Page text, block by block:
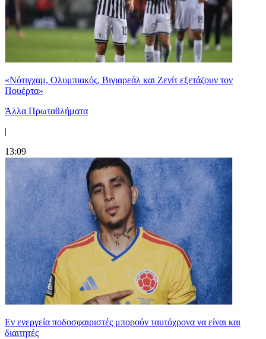
«Νότιγχαμ, Ολυμπιακός, Βιγιαρεάλ και Ζενίτ εξετάζουν τον
Πουέρτα»
Άλλα Πρωταθλήματα
|
13:09
Εν ενεργεία ποδοσφαιριστές μπορούν ταυτόχρονα να είναι και
διαιτητές